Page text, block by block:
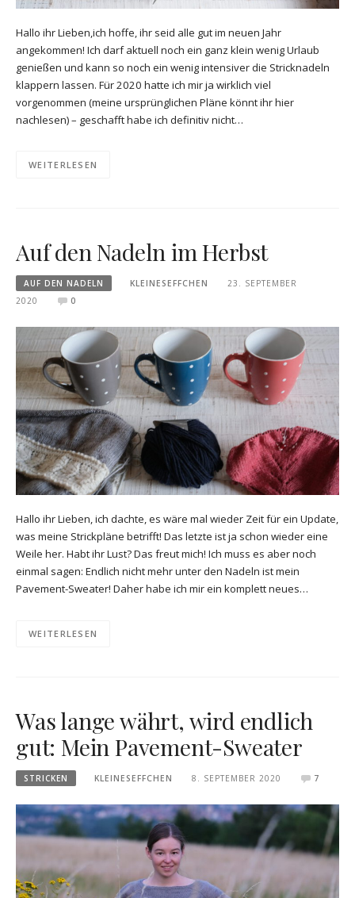
Hallo ihr Lieben,ich hoffe, ihr seid alle gut im neuen Jahr
angekommen! Ich darf aktuell noch ein ganz klein wenig Urlaub
genießen und kann so noch ein wenig intensiver die Stricknadeln
klappern lassen. Für 2020 hatte ich mir ja wirklich viel
vorgenommen (meine ursprünglichen Pläne könnt ihr hier
nachlesen) – geschafft habe ich definitiv nicht…
WEITERLESEN
Auf den Nadeln im Herbst
AUF DEN NADELN KLEINESEFFCHEN
23. SEPTEMBER
2020
0
Hallo ihr Lieben, ich dachte, es wäre mal wieder Zeit für ein Update,
was meine Strickpläne betrifft! Das letzte ist ja schon wieder eine
Weile her. Habt ihr Lust? Das freut mich! Ich muss es aber noch
einmal sagen: Endlich nicht mehr unter den Nadeln ist mein
Pavement-Sweater! Daher habe ich mir ein komplett neues…
WEITERLESEN
Was lange währt, wird endlich
gut: Mein Pavement-Sweater
STRICKEN KLEINESEFFCHEN 8. SEPTEMBER 2020 7